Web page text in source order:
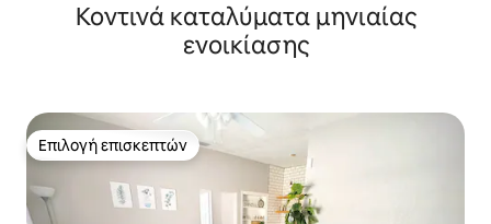
Κοντινά καταλύματα μηνιαίας
ενοικίασης
Επιλογή επισκεπτών
Επιλογή επισκεπτών